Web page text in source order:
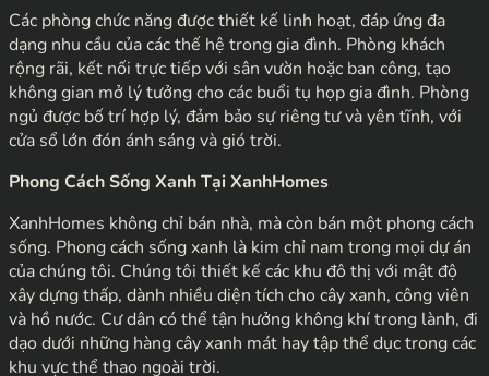
Các phòng chức năng được thiết kế linh hoạt, đáp ứng đa
dạng nhu cầu của các thế hệ trong gia đình. Phòng khách
rộng rãi, kết nối trực tiếp với sân vườn hoặc ban công, tạo
không gian mở lý tưởng cho các buổi tụ họp gia đình. Phòng
ngủ được bố trí hợp lý, đảm bảo sự riêng tư và yên tĩnh, với
cửa sổ lớn đón ánh sáng và gió trời.
Phong Cách Sống Xanh Tại XanhHomes
XanhHomes không chỉ bán nhà, mà còn bán một phong cách
sống. Phong cách sống xanh là kim chỉ nam trong mọi dự án
của chúng tôi. Chúng tôi thiết kế các khu đô thị với mật độ
xây dựng thấp, dành nhiều diện tích cho cây xanh, công viên
và hồ nước. Cư dân có thể tận hưởng không khí trong lành, đi
dạo dưới những hàng cây xanh mát hay tập thể dục trong các
khu vực thể thao ngoài trời.